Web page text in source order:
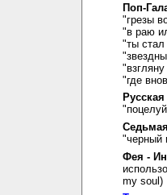
Поп-
"грезы
"в раю
"ты
"где
"черный
Фея -
my soul)